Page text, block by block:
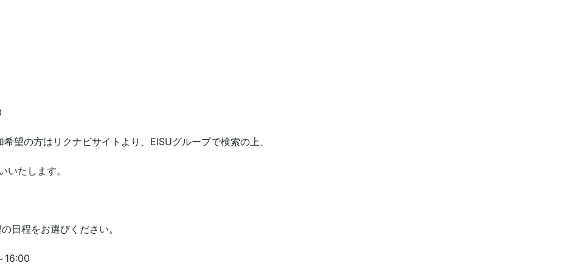
望の方はリクナビサイトより、EISUグループで検索の上、
たします。
程をお選びください。